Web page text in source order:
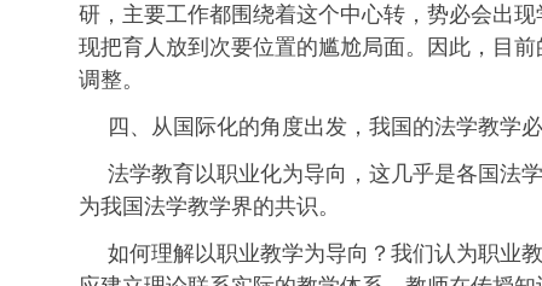
研，主要工作都围绕着这个中心转，势必会出
现把育人放到次要位置的尴尬局面。因此，目
调整。
四、从国际化的角度出发，我国的法学教学
法学教育以职业化为导向，这几乎是各国法
为我国法学教学界的共识。
如何理解以职业教学为导向？我们认为职业